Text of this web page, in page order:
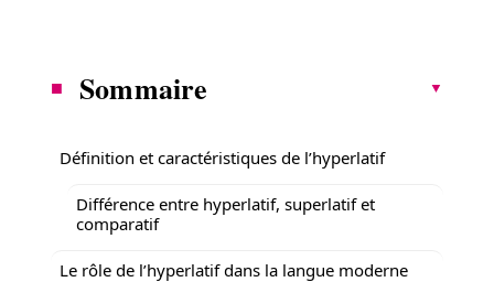
Sommaire
Définition et caractéristiques de l’hyperlatif
Différence entre hyperlatif, superlatif et
comparatif
Le rôle de l’hyperlatif dans la langue moderne